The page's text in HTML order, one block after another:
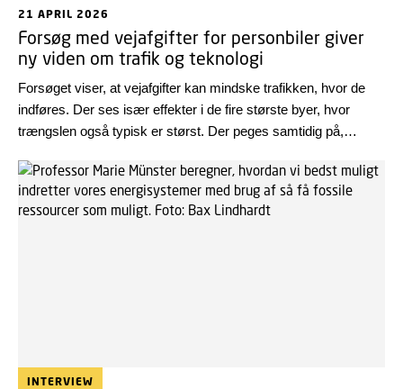
21 APRIL 2026
Forsøg med vejafgifter for personbiler giver
ny viden om trafik og teknologi
Forsøget viser, at vejafgifter kan mindske trafikken, hvor de
indføres. Der ses især effekter i de fire største byer, hvor
trængslen også typisk er størst. Der peges samtidig på,
implementeres, og hvilke afvejninger der kan være mellem
forskellige ordninger.
INTERVIEW